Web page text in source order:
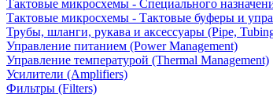
Тактовые микросхемы - Специального
Тактовые микросхемы - Тактовые буферы и
Трубы, шланги, рукава и аксессуары (Pipe,
Управление питанием (Power Management)
Управление температурой (Thermal Management)
Усилители (Amplifiers)
Фильтры (Filters)